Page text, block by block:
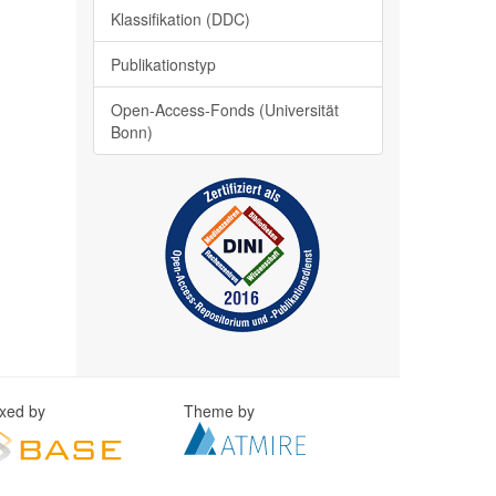
Klassifikation (DDC)
Publikationstyp
Open-Access-Fonds (Universität
Bonn)
by Theme by